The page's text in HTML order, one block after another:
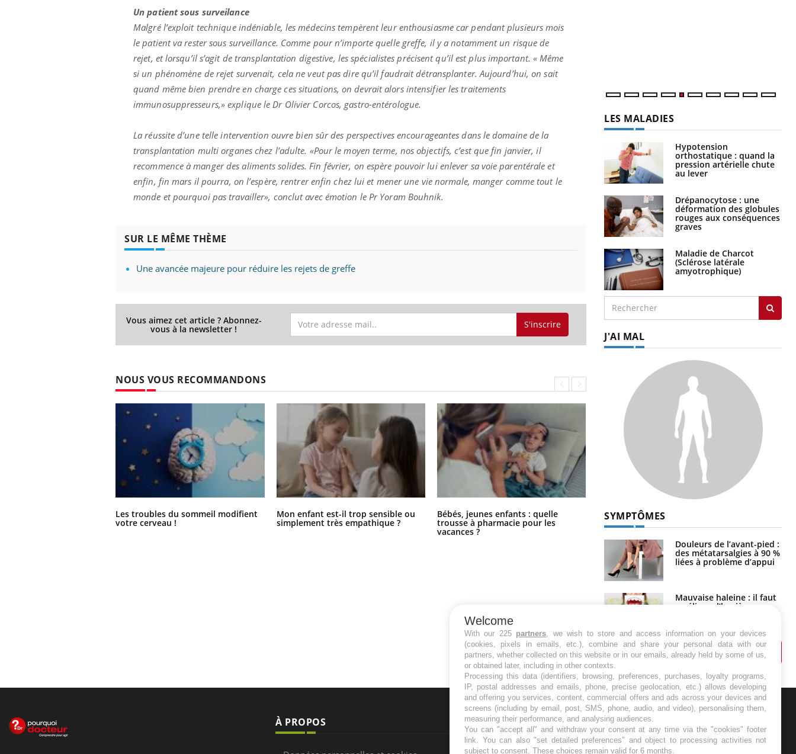
Un patient sous surveilance
Malgré l’exploit technique indéniable, les médecins tempèrent leur enthousiasme car pendant plusieurs mois
le patient va rester sous surveillance. Comme pour n’importe quelle greffe, il y a notamment un risque de
rejet, et lorsqu’il s’agit de transplantation digestive, les spécialistes précisent qu’il est plus important. « Même
si un phénomène de rejet survenait, cela ne veut pas dire qu’il faudrait détransplanter. Aujourd’hui, on sait
quand même bien prendre en charge ces situations, on devrait alors intensifier les traitements
immunosuppresseurs,» explique le Dr Olivier Corcos, gastro-entérologue.
La réussite d’une telle intervention ouvre bien sûr des perspectives encourageantes dans le domaine de la
transplantation multi organes chez l’adulte. «Pour le moyen terme, nos objectifs, c’est que fin janvier, il
recommence à manger des aliments solides. Fin février, on espère pouvoir lui enlever sa voie parentérale et
enfin, fin mars il pourra, on l’espère, rentrer enfin chez lui et mener une vie normale, manger comme tout le
monde et pourquoi pas travailler», conclut avec émotion le Pr Yoram Bouhnik.
SUR LE MÊME THÈME
Une avancée majeure pour réduire les rejets de greffe
Vous aimez cet article ? Abonnez-
vous à la newsletter ! S'inscrire
NOUS VOUS RECOMMANDONS
Les troubles du sommeil modifient
votre cerveau !
Mon enfant est-il trop sensible ou
simplement très empathique ?
Bébés, jeunes enfants : quelle
trousse à pharmacie pour les
vacances ?
Syndrome métabolique : quels sont
les meilleurs exercices physiques ?
LES MALADIES
Hypotension
orthostatique : quand la
pression artérielle chute
au lever
Drépanocytose : une
déformation des globules
rouges aux conséquences
graves
Maladie de Charcot
(Sclérose latérale
amyotrophique)
J'AI MAL
SYMPTÔMES
Douleurs de l’avant-pied :
des métatarsalgies à 90 %
liées à problème d’appui
Mauvaise haleine : il faut
améliorer l’hygiène
À PROPOS NEWSLETTER
Recevez toutes les semaines les meilleures
Welcome
With our 225 partners, we wish to store and access information on your devices
(cookies, pixels in emails, etc.), combine and share your personal data with our
partners, whether collected on this website or in our emails, already held by some of us,
or obtained later, including in other contexts.
Processing this data (identifiers, browsing, preferences, purchases, loyalty programs,
IP, postal addresses and emails, phone, precise geolocation, etc.) allows developing
and offering you services, content, commercial offers and ads across your devices and
screens (including by email, post, SMS, phone, audio, and video), personalising them,
measuring their performance, and analysing audiences.
You can "accept all" and withdraw your consent at any time via the "cookies" footer
link. You can also "set detailed preferences" and object to processing activities not
subject to consent. These choices remain valid for 6 months.